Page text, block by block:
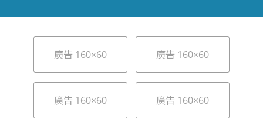
廣告 160×60 廣告 160×60
廣告 160×60 廣告 160×60